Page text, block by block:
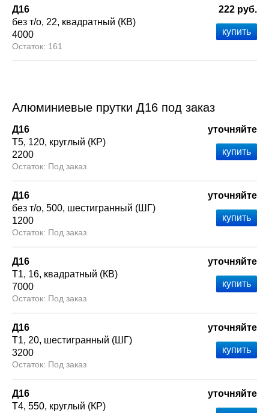
Д16
без т/о 22 квадратный (КВ)
4000
161
222 руб.
Алюминиевые прутки Д16 под заказ
Д16
Т5 120 круглый (КР)
2200
Под заказ
уточняйте
Д16
без т/о 500 шестигранный (ШГ)
1200
Под заказ
уточняйте
Д16
Т1 16 квадратный (КВ)
7000
Под заказ
уточняйте
Д16
Т1 20 шестигранный (ШГ)
3200
Под заказ
уточняйте
Д16
Т4 550 круглый (КР)
уточняйте